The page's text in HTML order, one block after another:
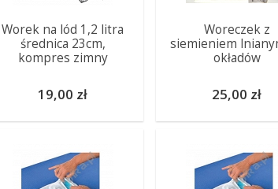
Worek na lód 1,2 litra
średnica 23cm,
kompres zimny
19,00 zł
Woreczek z
siemieniem
okładów
25,00 zł